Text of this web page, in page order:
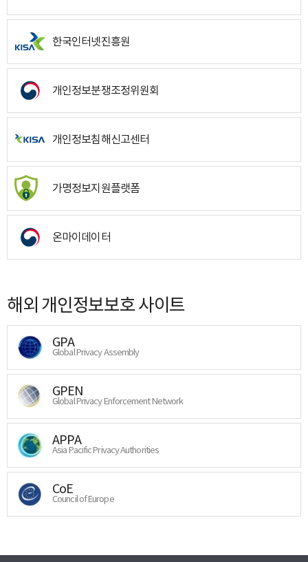
한국인터넷진흥원
개인정보분쟁조정위원회
개인정보침해신고센터
가명정보지원플랫폼
온마이데이터
해외 개인정보보호 사이트
GPA
Global Privacy Assembly
GPEN
Global Privacy Enforcement Network
APPA
Asia Pacific Privacy Authorities
CoE
Council of Europe